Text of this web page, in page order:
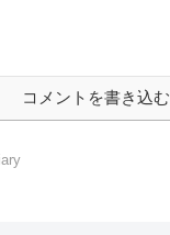
コメントを書き込む